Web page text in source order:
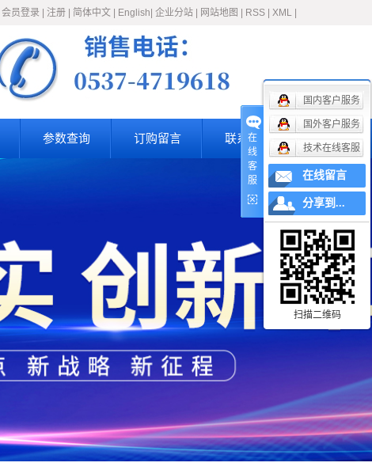
会员登录 注册 简体中文 English 企业分站 网站地图 RSS XML
参数查询 订购留言 联系我们
在
线
客
服
国内客户服务
国外客户服务
技术在线客服
在线留言
分享到...
扫描二维码